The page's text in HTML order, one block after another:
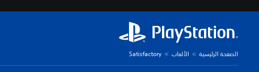
الصفحة الرئيسية الألعاب Satisfactory